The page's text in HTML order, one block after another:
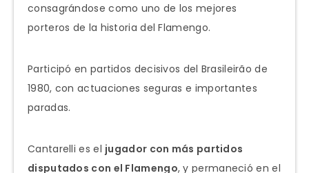
consagrándose como uno de los mejores
porteros de la historia del Flamengo.
Participó en partidos decisivos del Brasileirão de
1980, con actuaciones seguras e importantes
paradas.
Cantarelli es el jugador con más partidos
disputados con el Flamengo, y permaneció en el